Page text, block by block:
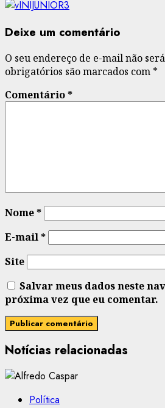
Deixe um comentário
O seu endereço de e-mail não
obrigatórios são marcados com *
Comentário*
Nome*
E-mail*
Site
Salvar meus dados neste
próxima vez que eu comentar.
Notícias relacionadas
Política